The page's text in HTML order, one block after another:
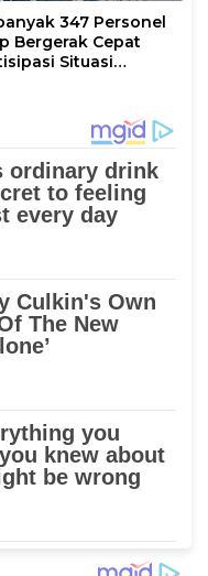
347 Personel
Bergerak Cepat
Situasi